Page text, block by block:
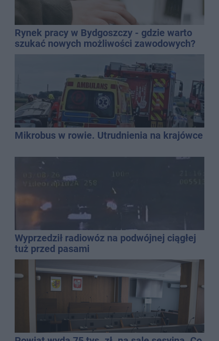
Rynek pracy w Bydgoszczy - gdzie warto
szukać nowych możliwości zawodowych?
Mikrobus w rowie. Utrudnienia na krajówce
Wyprzedził radiowóz na podwójnej ciągłej
tuż przed pasami